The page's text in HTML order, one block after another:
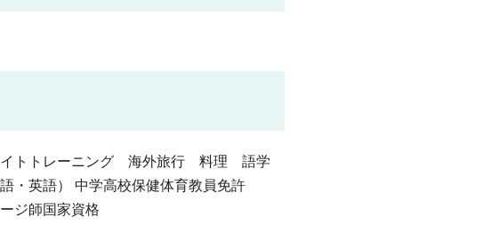
トトレーニング 海外旅行 料理 語学
語・英語） 中学高校保健体育教員免許
ジ師国家資格